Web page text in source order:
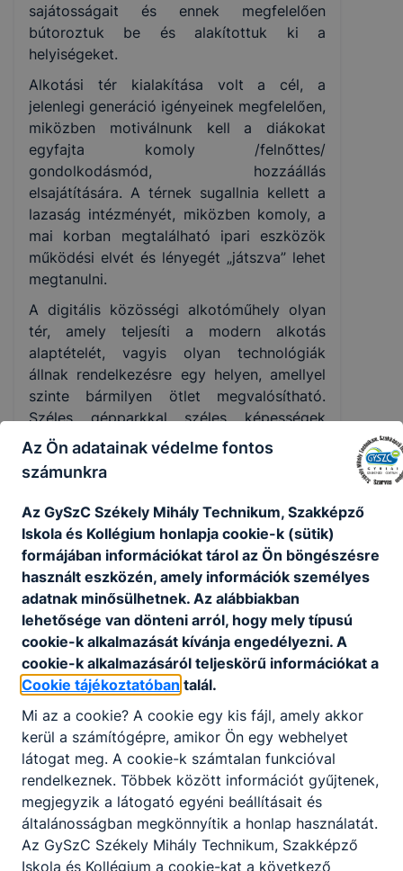
sajátosságait és ennek megfelelően
bútoroztuk be és alakítottuk ki a
helyiségeket.
Alkotási tér kialakítása volt a cél, a
jelenlegi generáció igényeinek megfelelően,
miközben motiválnunk kell a diákokat
egyfajta komoly /felnőttes/
gondolkodásmód, hozzáállás
elsajátítására. A térnek sugallnia kellett a
lazaság intézményét, miközben komoly, a
mai korban megtalálható ipari eszközök
működési elvét és lényegét „játszva” lehet
megtanulni.
A digitális közösségi alkotóműhely olyan
tér, amely teljesíti a modern alkotás
alaptételét, vagyis olyan technológiák
állnak rendelkezésre egy helyen, amellyel
szinte bármilyen ötlet megvalósítható.
Széles gépparkkal széles képességek
elsajátítását és gyakorlását teszi lehetővé.
Egy hely a feladványok megoldására, az
elme kinyílására, a tervezésre, a kreatív
alkotásra, az új kihívásokra és játékra.
Szabás-varrás szakkör
A kollégiumban működő szabás –varrás
foglalkozásokon lehetőséget biztosítunk
kollégiumi diákjaink számára a jó
hangulatban végezhető alkotó
kikapcsolódásra, ahol a varrni még nem
tudó, vagy abban bizonytalan diákjaink
sikerélményt szerezhetnek a tevékenység
terén.
Az Ön adatainak védelme fontos
számunkra
Az GySzC Székely Mihály Technikum, Szakképző
Iskola és Kollégium honlapja cookie-k (sütik)
formájában információkat tárol az Ön böngészésre
használt eszközén, amely információk személyes
adatnak minősülhetnek. Az alábbiakban
lehetősége van dönteni arról, hogy mely típusú
cookie-k alkalmazását kívánja engedélyezni. A
cookie-k alkalmazásáról teljeskörű információkat a
Cookie tájékoztatóban talál.
Mi az a cookie? A cookie egy kis fájl, amely akkor
kerül a számítógépre, amikor Ön egy webhelyet
látogat meg. A cookie-k számtalan funkcióval
rendelkeznek. Többek között információt gyűjtenek,
megjegyzik a látogató egyéni beállításait és
általánosságban megkönnyítik a honlap használatát.
Az GySzC Székely Mihály Technikum, Szakképző
Iskola és Kollégium a cookie-kat a következő